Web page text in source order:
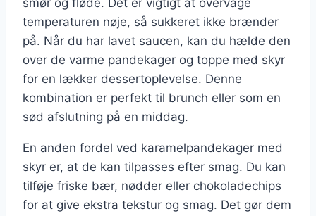
smør og fløde. Det er vigtigt at overvåge
temperaturen nøje, så sukkeret ikke brænder
på. Når du har lavet saucen, kan du hælde den
over de varme pandekager og toppe med skyr
for en lækker dessertoplevelse. Denne
kombination er perfekt til brunch eller som en
sød afslutning på en middag.
En anden fordel ved karamelpandekager med
skyr er, at de kan tilpasses efter smag. Du kan
tilføje friske bær, nødder eller chokoladechips
for at give ekstra tekstur og smag. Det gør dem